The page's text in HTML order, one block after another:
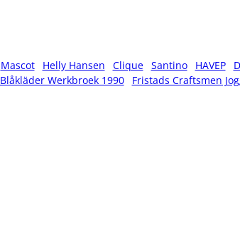
Mascot Helly Hansen Clique Santino HAVEP
Blåkläder Werkbroek 1990 Fristads Craftsmen